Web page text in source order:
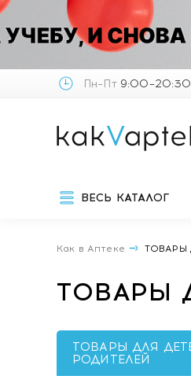
Пн–Пт9:00–20:30
ВЕСЬ КАТАЛОГ
Как в Аптеке ТОВАРЫ
ТОВАРЫ
ТОВАРЫ ДЛЯ
РОДИТЕЛЕЙ